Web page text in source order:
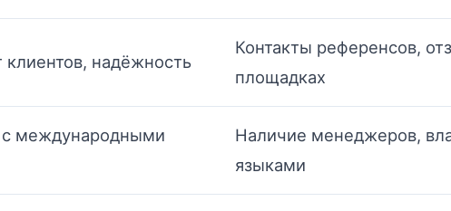
надёжность
Контакты референсов,
площадках
международными
Наличие менеджеров,
языками